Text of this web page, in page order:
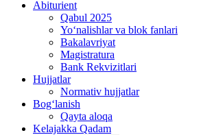
Abiturient
Qabul 2025
Yo‘nalishlar va blok fanlari
Bakalavriyat
Magistratura
Bank Rekvizitlari
Hujjatlar
Normativ hujjatlar
Bog‘lanish
Qayta aloqa
Kelajakka Qadam